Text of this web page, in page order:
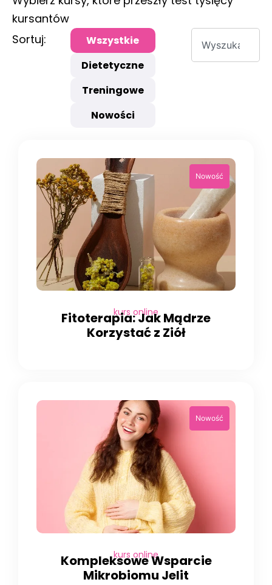
kursantów
Sortuj:
Dietetyczne
Nowości
Treningowe
Wszystkie
kurs online
Fitoterapia: Jak Mądrze
Korzystać z Ziół
kurs online
Kompleksowe Wsparcie
Mikrobiomu Jelit